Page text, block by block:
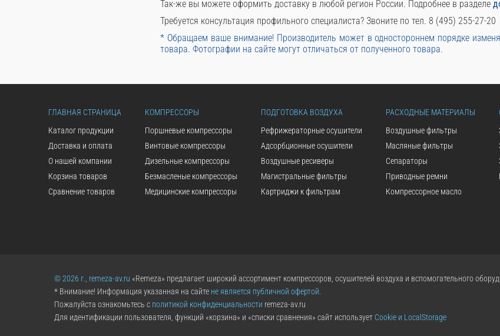
Так-же вы можете оформить доставку в любой регион России. Подробнее в разделе
Требуется консультация профильного специалиста? Звоните по тел. 8 (495) 255-27-20
* Обращаем ваше внимание! Производитель может в одностороннем порядке
товара. Фотографии на сайте могут отличаться от полученного товара.
ГЛАВНАЯ СТРАНИЦА
Каталог продукции
Доставка и оплата
О нашей компании
Корзина товаров
Сравнение товаров
КОМПРЕССОРЫ
Поршневые компрессоры
Винтовые компрессоры
Дизельные компрессоры
Безмасленые компрессоры
Медицинские компрессоры
ПОДГОТОВКА ВОЗДУХА
Рефрижераторные осушители
Адсорбционные осушители
Воздушные ресиверы
Магистральные фильтры
Картриджи к фильтрам
РАСХОДНЫЕ МАТЕРИАЛЫ
Воздушные фильтры
Масляные фильтры
Сепараторы
Приводные ремни
Компрессорное масло
© 2026 г., remeza-av.ru «Remeza» предлагает широкий ассортимент компрессоров, осушителей воздуха и вспомогательного
* Внимание! Информация указанная на сайте не является публичной офертой.
Пожалуйста ознакомьтесь с политикой конфиденциальности remeza-av.ru
Для идентификации пользователя, функций «корзина» и «списки сравнения» сайт использует Cookie и LocalStorage